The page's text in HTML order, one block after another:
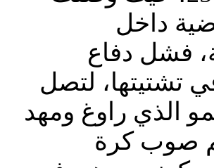
داخل
فشل دفاع
تشتيتها، لتصل
الذي راوغ ومهد
صوب كرة